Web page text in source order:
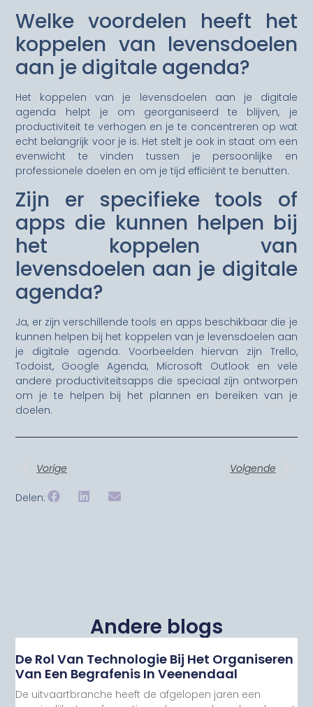
Welke voordelen heeft het
koppelen van levensdoelen
aan je digitale agenda?
Het koppelen van je levensdoelen aan je digitale
agenda helpt je om georganiseerd te blijven, je
productiviteit te verhogen en je te concentreren op wat
echt belangrijk voor je is. Het stelt je ook in staat om een
evenwicht te vinden tussen je persoonlijke en
professionele doelen en om je tijd efficiënt te benutten.
Zijn er specifieke tools of
apps die kunnen helpen bij
het koppelen van
levensdoelen aan je digitale
agenda?
Ja, er zijn verschillende tools en apps beschikbaar die je
kunnen helpen bij het koppelen van je levensdoelen aan
je digitale agenda. Voorbeelden hiervan zijn Trello,
Todoist, Google Agenda, Microsoft Outlook en vele
andere productiviteitsapps die speciaal zijn ontworpen
om je te helpen bij het plannen en bereiken van je
doelen.
Vorige Volgende
Delen:
Andere blogs
De Rol Van Technologie Bij Het Organiseren
Van Een Begrafenis In Veenendaal
De uitvaartbranche heeft de afgelopen jaren een